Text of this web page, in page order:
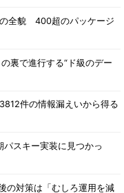
の全貌 400超のパッケージ
裏で進行する“ド級のデー
件の情報漏えいから得る
スキー実装に見つかっ
の対策は「むしろ運用を減